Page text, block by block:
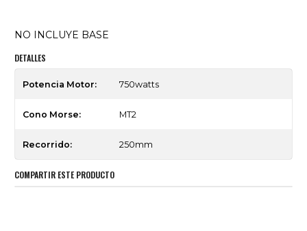
NO INCLUYE BASE
DETALLES
Potencia Motor: 750watts
Cono Morse: MT2
Recorrido: 250mm
COMPARTIR ESTE PRODUCTO